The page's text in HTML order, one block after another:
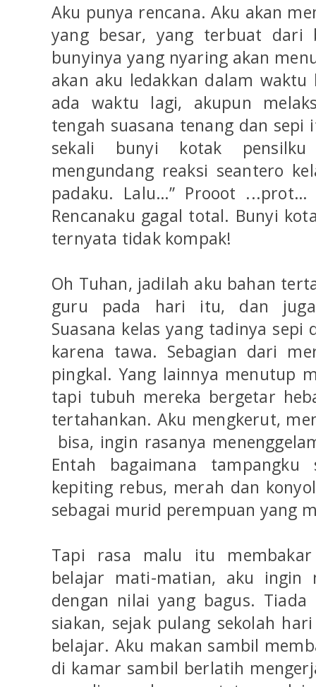
Aku punya rencana. Aku akan
yang besar, yang terbuat dari
bunyinya yang nyaring akan
akan aku ledakkan dalam waktu
ada waktu lagi, akupun
tengah suasana tenang dan sepi
sekali bunyi kotak pensilku
mengundang reaksi seantero
padaku. Lalu…” Prooot
Rencanaku gagal total. Bunyi
ternyata tidak kompak!
Oh Tuhan, jadilah aku bahan
guru pada hari itu, dan juga
Suasana kelas yang tadinya
karena tawa. Sebagian dari
pingkal. Yang lainnya menutup
tapi tubuh mereka bergetar
tertahankan. Aku mengkerut,
bisa, ingin rasanya
Entah bagaimana
kepiting rebus, merah dan
sebagai murid perempuan yang
Tapi rasa malu itu
belajar mati-matian, aku ingin
dengan nilai yang bagus.
siakan, sejak pulang sekolah
belajar. Aku makan sambil
di kamar sambil berlatih